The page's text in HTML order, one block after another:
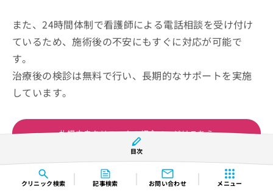
クリニック検索 記事検索 お問い合わせ メニュー
また、24時間体制で看護師による電話相談を受け付け
ているため、施術後の不安にもすぐに対応が可能で
す。
治療後の検診は無料で行い、長期的なサポートを実施
しています。
札幌中央クリニックの紹介ページはこちら
コンテンツの誤りを送信する
目次